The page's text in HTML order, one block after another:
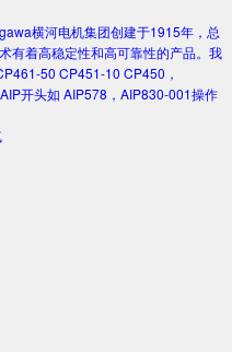
横河电机集团创建于1915年，总
有着高稳定性和高可靠性的产品。我
50 CP451-10 CP450，
开头如 AIP578，AIP830-001操作